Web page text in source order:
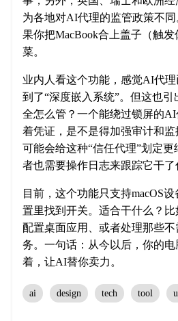
为各地对AI代理的监管政策不
果你把MacBook合上盖子（触
菜。
业内人看这个功能，感觉AI代理
到了“深度嵌入系统”。但这也
全怎么管？一个能绕过锁屏的
着凭证，是不是得加强审计和
可能会给这种“信任代理”划定
者也需要操作日志来跟踪它干了
目前，这个功能只支持macOS
置里找到开关。适合干什么？
配置桌面应用、或者处理那些
务。一句话：从今以后，你的
着，让AI替你卖力。
ai design tech tool